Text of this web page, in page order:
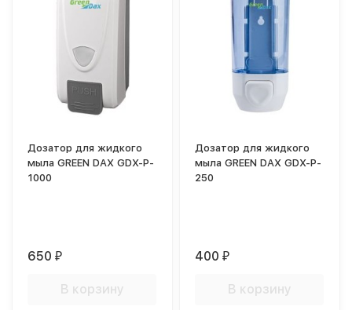
Дозатор для жидкого
мыла GREEN DAX GDX-P-
1000
650₽
В корзину
Дозатор для жидкого
мыла GREEN DAX GDX-P-
250
400₽
В корзину